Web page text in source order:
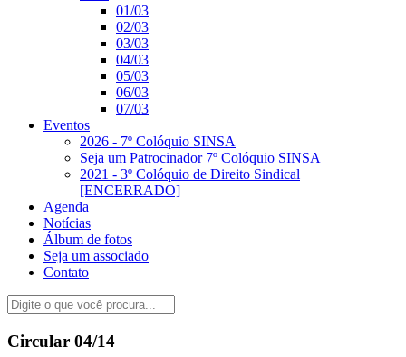
01/03
02/03
03/03
04/03
05/03
06/03
07/03
Eventos
2026 - 7º Colóquio SINSA
Seja um Patrocinador 7º Colóquio SINSA
2021 - 3º Colóquio de Direito Sindical
[ENCERRADO]
Agenda
Notícias
Álbum de fotos
Seja um associado
Contato
Circular 04/14